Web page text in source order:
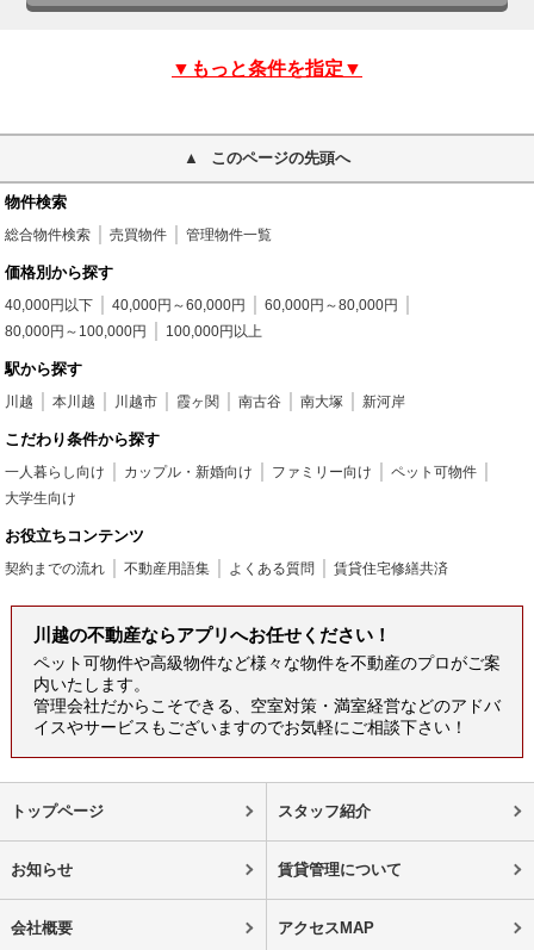
▼もっと条件を指定▼
このページの先頭へ
物件検索
総合物件検索 売買物件 管理物件一覧
価格別から探す
40,000円以下 40,000円～60,000円
60,000円～80,000円
80,000円～100,000円
100,000円以上
駅から探す
川越 本川越 川越市 霞ヶ関 南古谷 南大塚 新河岸
こだわり条件から探す
一人暮らし向け カップル・新婚向け ファミリー向け
ペット可物件
大学生向け
お役立ちコンテンツ
契約までの流れ 不動産用語集 よくある質問 賃貸住宅修繕共済
川越の不動産ならアプリへお任せください！
ペット可物件や高級物件など様々な物件を不動産のプロがご案
内いたします。
管理会社だからこそできる、空室対策・満室経営などのアドバ
イスやサービスもございますのでお気軽にご相談下さい！
トップページ スタッフ紹介
お知らせ 賃貸管理について
会社概要 アクセスMAP